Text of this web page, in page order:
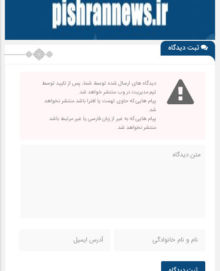
ثبت دیدگاه
دیدگاه های ارسال شده توسط شما، پس از تایید توسط
تیم مدیریت در وب منتشر خواهد شد.
پیام هایی که حاوی تهمت یا افترا باشد منتشر نخواهد
شد.
پیام هایی که به غیر از زبان فارسی یا غیر مرتبط باشد
منتشر نخواهد شد.